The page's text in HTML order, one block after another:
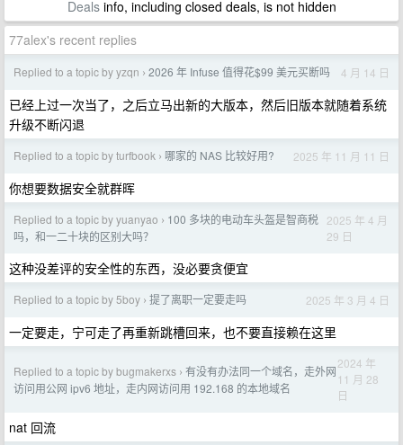
Dealsinfo, including closed deals, is not hidden
77alex's recent replies
Replied to a topic by yzqn › 2026 年 Infuse 值得花$99 美元买断吗 4 月 14 日
已经上过一次当了，之后立马出新的大版本，然后旧版本就随着系统
升级不断闪退
Replied to a topic by turfbook › 哪家的 NAS 比较好用? 2025 年 11 月 11 日
你想要数据安全就群晖
Replied to a topic by yuanyao › 100 多块的电动车头盔是智商税
吗，和一二十块的区别大吗？
2025 年 4 月
29 日
这种没差评的安全性的东西，没必要贪便宜
Replied to a topic by 5boy › 提了离职一定要走吗 2025 年 3 月 4 日
一定要走，宁可走了再重新跳槽回来，也不要直接赖在这里
Replied to a topic by bugmakerxs › 有没有办法同一个域名，走外网
访问用公网 ipv6 地址，走内网访问用 192.168 的本地域名
2024 年
11 月 28
日
nat 回流